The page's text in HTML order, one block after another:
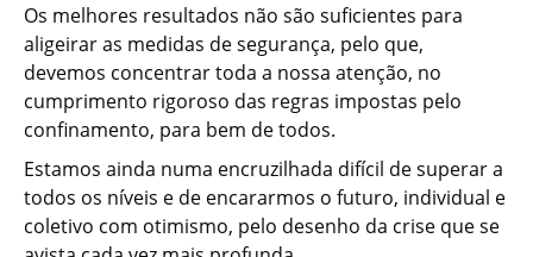
Os melhores resultados não são suficientes para
aligeirar as medidas de segurança, pelo que,
devemos concentrar toda a nossa atenção, no
cumprimento rigoroso das regras impostas pelo
confinamento, para bem de todos.
Estamos ainda numa encruzilhada difícil de superar a
todos os níveis e de encararmos o futuro, individual e
coletivo com otimismo, pelo desenho da crise que se